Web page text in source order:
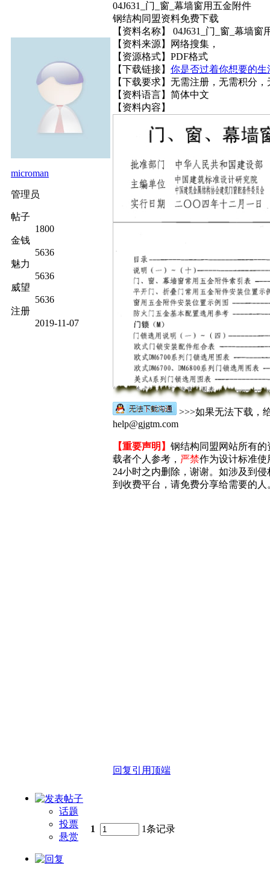
microman
管理员
帖子
1800
金钱
5636
魅力
5636
威望
5636
注册
2019-11-07
04J631_门_窗_幕墙窗用五金附件
钢结构同盟资料免费下载
【资料名称】 04J631_门_窗_幕墙窗
【资料来源】网络搜集，
【资源格式】PDF格式
【下载链接】 你是否过着你想要的生
【下载要求】无需注册，无需积分
【资料语言】简体中文
【资料内容】
>>>如果无法下载，
help@gjgtm.com
【重要声明】 钢结构同盟网站所有
载者个人参考， 严禁作为设计标准
24小时之内删除，谢谢。如涉及到
到收费平台，请免费分享给需要的人
回复引用顶端
话题
投票
悬赏
1 1条记录